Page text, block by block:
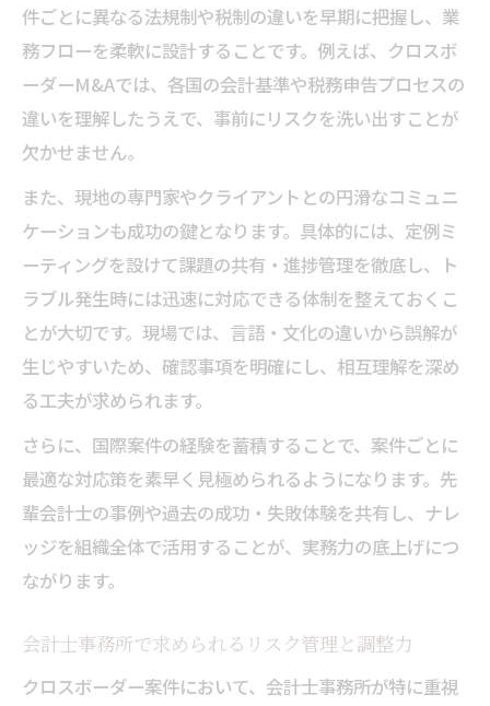
件ごとに異なる法規制や税制の違いを早期に把握し、業
務フローを柔軟に設計することです。例えば、クロスボ
ーダーM&Aでは、各国の会計基準や税務申告プロセスの
違いを理解したうえで、事前にリスクを洗い出すことが
欠かせません。
また、現地の専門家やクライアントとの円滑なコミュニ
ケーションも成功の鍵となります。具体的には、定例ミ
ーティングを設けて課題の共有・進捗管理を徹底し、ト
ラブル発生時には迅速に対応できる体制を整えておくこ
とが大切です。現場では、言語・文化の違いから誤解が
生じやすいため、確認事項を明確にし、相互理解を深め
る工夫が求められます。
さらに、国際案件の経験を蓄積することで、案件ごとに
最適な対応策を素早く見極められるようになります。先
輩会計士の事例や過去の成功・失敗体験を共有し、ナレ
ッジを組織全体で活用することが、実務力の底上げにつ
ながります。
会計士事務所で求められるリスク管理と調整力
クロスボーダー案件において、会計士事務所が特に重視